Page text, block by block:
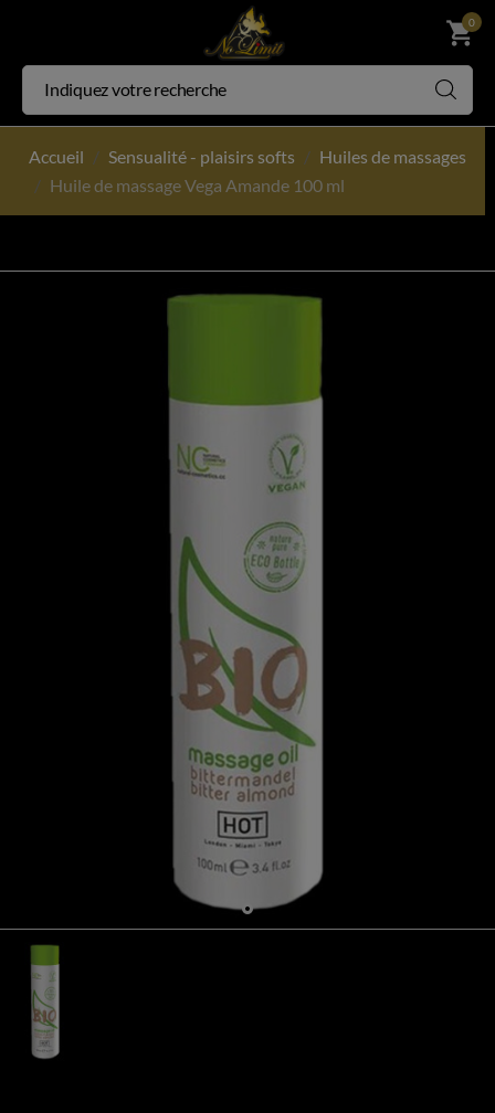
shopping_cart
0
Accueil Sensualité - plaisirs softs
Huiles de massages
Huile de massage Vega Amande 100 ml